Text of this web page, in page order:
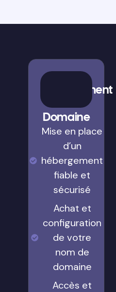
Hébergement
&
Domaine
Mise en place
d’un
hébergement
sécurisé
Achat et
configuration
de votre